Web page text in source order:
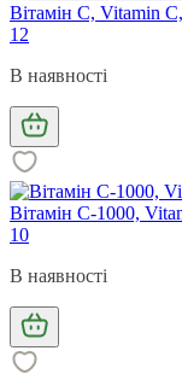
Вітамін С, Vitamin
12
В наявності
Вітамін С-1000,
10
В наявності